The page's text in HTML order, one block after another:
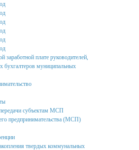
Курской области
правовые акты органов местного
экспертиза
связанных с противодействием
материалы
связь для сообщений о фактах коррупции
граждан
заработной плате руководителей,
бухгалтеров муниципальных
субъектам МСП
предпринимательства (МСП)
твердых коммунальных